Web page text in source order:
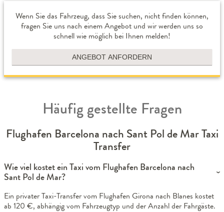
Wenn Sie das Fahrzeug, dass Sie suchen, nicht finden können,
fragen Sie uns nach einem Angebot und wir werden uns so
schnell wie möglich bei Ihnen melden!
ANGEBOT ANFORDERN
Häufig gestellte Fragen
Flughafen Barcelona nach Sant Pol de Mar Taxi
Transfer
Wie viel kostet ein Taxi vom Flughafen Barcelona nach
Sant Pol de Mar?
Ein privater Taxi-Transfer vom Flughafen Girona nach Blanes kostet
ab 120 €, abhängig vom Fahrzeugtyp und der Anzahl der Fahrgäste.